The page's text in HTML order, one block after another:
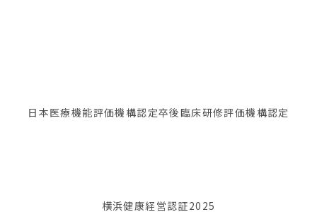
日本医療機能評価機構認定卒後臨床研修評価機構認定
横浜健康経営認証2025